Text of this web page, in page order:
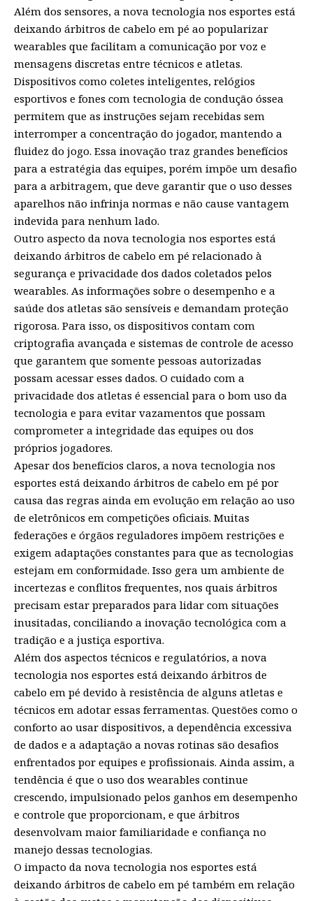
Além dos sensores, a nova tecnologia nos esportes está
deixando árbitros de cabelo em pé ao popularizar
wearables que facilitam a comunicação por voz e
mensagens discretas entre técnicos e atletas.
Dispositivos como coletes inteligentes, relógios
esportivos e fones com tecnologia de condução óssea
permitem que as instruções sejam recebidas sem
interromper a concentração do jogador, mantendo a
fluidez do jogo. Essa inovação traz grandes benefícios
para a estratégia das equipes, porém impõe um desafio
para a arbitragem, que deve garantir que o uso desses
aparelhos não infrinja normas e não cause vantagem
indevida para nenhum lado.
Outro aspecto da nova tecnologia nos esportes está
deixando árbitros de cabelo em pé relacionado à
segurança e privacidade dos dados coletados pelos
wearables. As informações sobre o desempenho e a
saúde dos atletas são sensíveis e demandam proteção
rigorosa. Para isso, os dispositivos contam com
criptografia avançada e sistemas de controle de acesso
que garantem que somente pessoas autorizadas
possam acessar esses dados. O cuidado com a
privacidade dos atletas é essencial para o bom uso da
tecnologia e para evitar vazamentos que possam
comprometer a integridade das equipes ou dos
próprios jogadores.
Apesar dos benefícios claros, a nova tecnologia nos
esportes está deixando árbitros de cabelo em pé por
causa das regras ainda em evolução em relação ao uso
de eletrônicos em competições oficiais. Muitas
federações e órgãos reguladores impõem restrições e
exigem adaptações constantes para que as tecnologias
estejam em conformidade. Isso gera um ambiente de
incertezas e conflitos frequentes, nos quais árbitros
precisam estar preparados para lidar com situações
inusitadas, conciliando a inovação tecnológica com a
tradição e a justiça esportiva.
Além dos aspectos técnicos e regulatórios, a nova
tecnologia nos esportes está deixando árbitros de
cabelo em pé devido à resistência de alguns atletas e
técnicos em adotar essas ferramentas. Questões como o
conforto ao usar dispositivos, a dependência excessiva
de dados e a adaptação a novas rotinas são desafios
enfrentados por equipes e profissionais. Ainda assim, a
tendência é que o uso dos wearables continue
crescendo, impulsionado pelos ganhos em desempenho
e controle que proporcionam, e que árbitros
desenvolvam maior familiaridade e confiança no
manejo dessas tecnologias.
O impacto da nova tecnologia nos esportes está
deixando árbitros de cabelo em pé também em relação